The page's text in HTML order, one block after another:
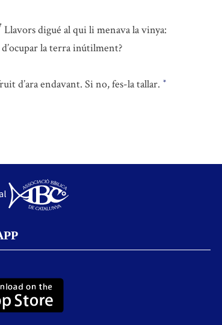
Llavors digué al qui li menava la vinya:
la terra inútilment?
d’ara endavant. Si no, fes-la tallar. *